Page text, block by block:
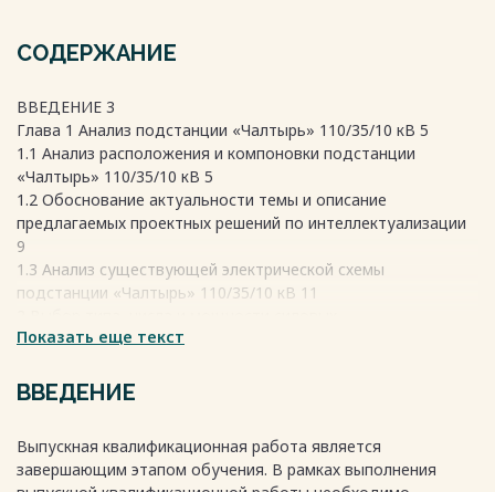
СОДЕРЖАНИЕ
ВВЕДЕНИЕ 3
Глава 1 Анализ подстанции «Чалтырь» 110/35/10 кВ 5
1.1 Анализ расположения и компоновки подстанции
«Чалтырь» 110/35/10 кВ 5
1.2 Обоснование актуальности темы и описание
предлагаемых проектных решений по интеллектуализации
9
1.3 Анализ существующей электрической схемы
подстанции «Чалтырь» 110/35/10 кВ 11
трансформаторов 14
трансформаторов 14
2.2 Определение годового графика нагрузок 15
оборудования 22
Глава 3 Токи короткого замыкания 33
Показать еще текст
ВВЕДЕНИЕ
Выпускная квалификационная работа является
завершающим этапом обучения. В рамках выполнения